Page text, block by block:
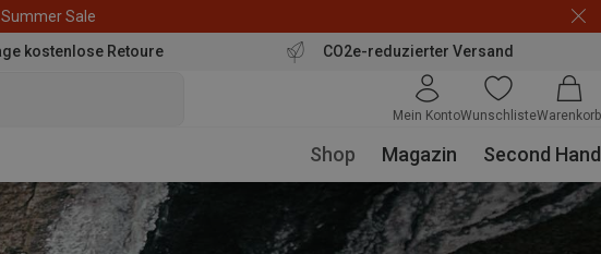
Sale
kostenlose Retoure CO2e-reduzierter Versand
Mein KontoWunschlisteWarenkorb
Shop Magazin Second Hand